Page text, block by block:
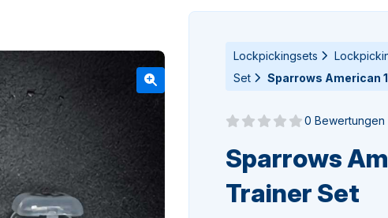
Lockpickingsets
Set
Sparrows American
Noch keine Bewertungen
0 Bewertungen
Sparrows
Trainer Set